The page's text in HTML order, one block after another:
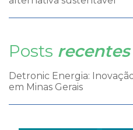
Posts recentes
Detronic Energia:
em Minas Gerais